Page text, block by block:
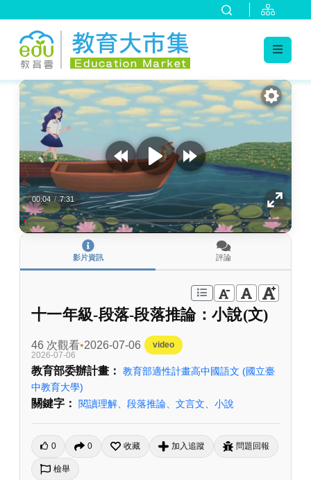
:::
00:04 / 7:31
影片資訊 評論
十一年級-段落-段落推論：小說(文)
46 次觀看 2026-07-06
video
2026-07-06
教育部委辦計畫： 教育部適性計畫高中國語文 (國立臺
中教育大學)
關鍵字： 閱讀理解 段落推論 文言文 小說
0 0 收藏 加入追蹤 問題回報
檢舉